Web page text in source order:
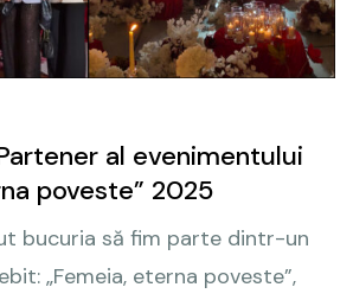
al evenimentului
poveste” 2025
bucuria să fim parte dintr-un
„Femeia, eterna poveste”,